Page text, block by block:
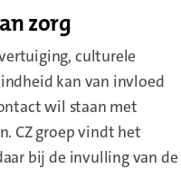
zorg
culturele
kan van invloed
wil staan met
CZ groep vindt het
bij de invulling van de